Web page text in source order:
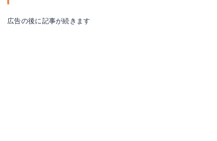
広告の後に記事が続きます